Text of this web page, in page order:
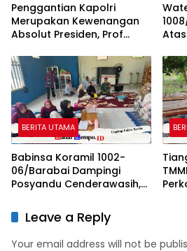
Penggantian Kapolri
Merupakan Kewenangan
Absolut Presiden, Prof
Pemberantasan Korupsi
Justru Melemah
BERITA UTAMA
Babinsa Koramil 1002-
06/Barabai Dampingi
Posyandu Cenderawasih,
Stunting
Leave a Reply
Your email address will not be